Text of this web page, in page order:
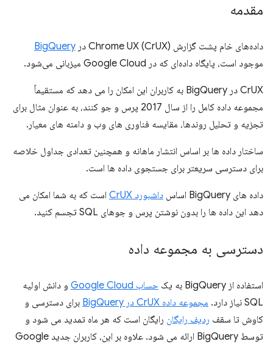
مقدمه
داده‌های خام پشت گزارش Chrome UX (CrUX) در
BigQuery
موجود است، پایگاه داده‌ای که در Google Cloud میزبانی می‌شود.
CrUX در BigQuery به کاربران این امکان را می دهد که مستقیماً
مجموعه داده کامل را از سال 2017 پرس و جو کنند، به عنوان مثال برای
تجزیه و تحلیل روندها، مقایسه فناوری های وب و دامنه های معیار.
ساختار داده ها بر اساس انتشار ماهانه و همچنین تعدادی جداول خلاصه
برای دسترسی سریعتر برای جستجوی داده ها است.
داده های BigQuery اساس داشبورد CrUX
است که به شما امکان می
دهد این داده ها را بدون نوشتن پرس و جوهای SQL تجسم کنید.
دسترسی به مجموعه داده
استفاده از BigQuery به یک حساب Google Cloud
و دانش اولیه
SQL نیاز دارد.
مجموعه داده CrUX در BigQuery
برای دسترسی و
کاوش تا سقف ردیف رایگان رایگان است که هر ماه تمدید می شود و
توسط BigQuery ارائه می شود. علاوه بر این، کاربران جدید Google